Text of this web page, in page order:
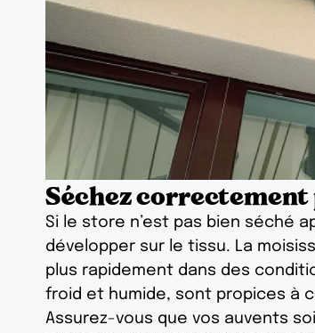
Séchez
Si le store n’est pas bien séché
développer sur le tissu. La
plus rapidement dans des
froid et humide, sont propices à
Assurez-vous que vos auvents